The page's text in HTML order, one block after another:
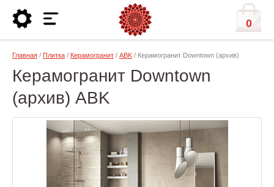
0
Главная / Плитка / Керамогранит / ABK / Керамогранит Downtown (архив)
Керамогранит Downtown
(архив) ABK